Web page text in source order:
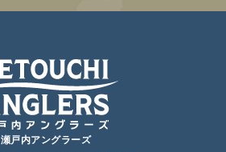
瀬戸内アングラーズ